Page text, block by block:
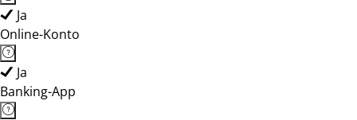
Ja
Online-Konto
Ja
Banking-App